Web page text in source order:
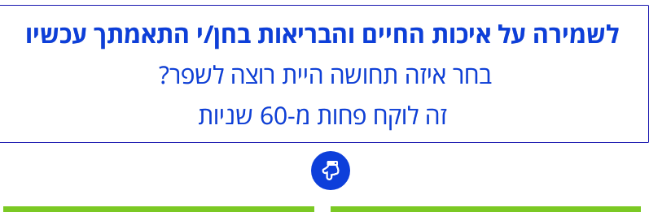
לשמירה על איכות החיים והבריאות בחן/י התאמתך עכשיו
בחר איזה תחושה היית רוצה לשפר?
זה לוקח פחות מ-60 שניות